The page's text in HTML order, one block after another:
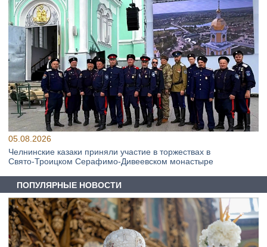
05.08.2026
Челнинские казаки приняли участие в торжествах в
Свято‑Троицком Серафимо‑Дивеевском монастыре
ПОПУЛЯРНЫЕ НОВОСТИ